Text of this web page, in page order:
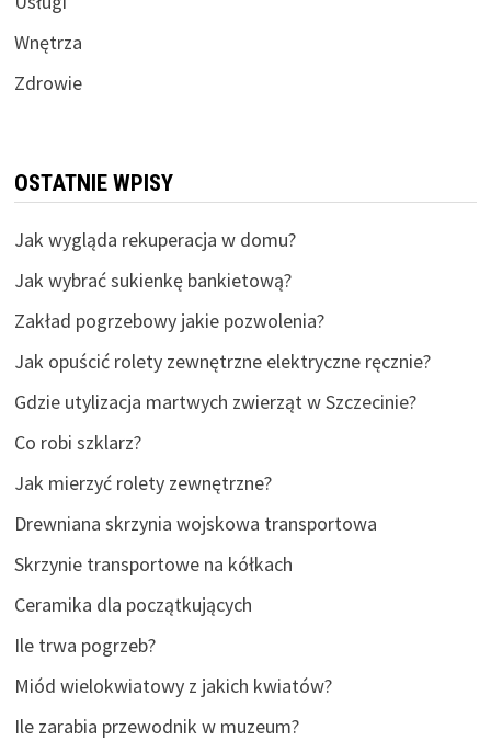
Wnętrza
Zdrowie
OSTATNIE WPISY
Jak wygląda rekuperacja w domu?
Jak wybrać sukienkę bankietową?
Zakład pogrzebowy jakie pozwolenia?
Jak opuścić rolety zewnętrzne elektryczne ręcznie?
Gdzie utylizacja martwych zwierząt w Szczecinie?
Co robi szklarz?
Jak mierzyć rolety zewnętrzne?
Drewniana skrzynia wojskowa transportowa
Skrzynie transportowe na kółkach
Ceramika dla początkujących
Ile trwa pogrzeb?
Miód wielokwiatowy z jakich kwiatów?
Ile zarabia przewodnik w muzeum?